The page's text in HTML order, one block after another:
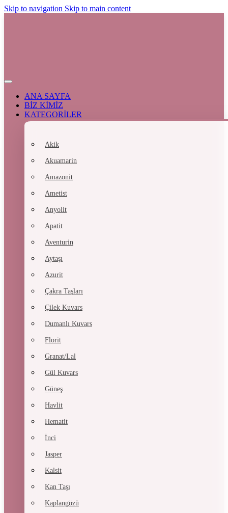
Skip to navigation Skip to main content
ANA SAYFA
BİZ KİMİZ
KATEGORİLER
Akik
Akuamarin
Amazonit
Ametist
Anyolit
Apatit
Aventurin
Aytaşı
Azurit
Çakra Taşları
Çilek Kuvars
Dumanlı Kuvars
Florit
Granat/Lal
Gül Kuvars
Güneş
Havlit
Hematit
İnci
Jasper
Kalsit
Kan Taşı
Kaplangözü